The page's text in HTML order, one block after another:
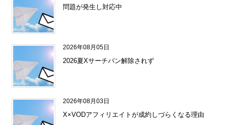
問題が発生し対応中
2026年08月05日
2026夏Xサーチバン解除されず
2026年08月03日
X×VODアフィリエイトが成約しづらくなる理由